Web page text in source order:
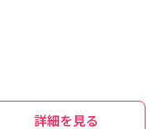
詳細を見る